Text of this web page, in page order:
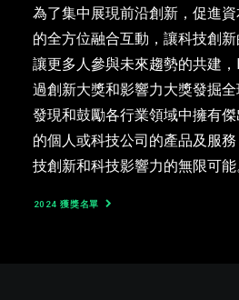
為了集中展現前沿創新，促進
的全方位融合互動，讓科技創新
讓更多人參與未來趨勢的共建，
過創新大獎和影響力大獎發掘全
發現和鼓勵各行業領域中擁有
的個人或科技公司的產品及服
技創新和科技影響力的無限可能
2024 獲獎名單